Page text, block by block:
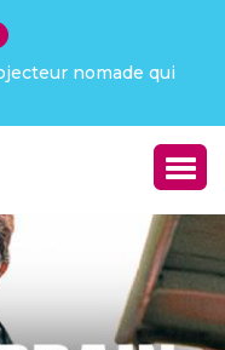
X : j’ai été choqué !